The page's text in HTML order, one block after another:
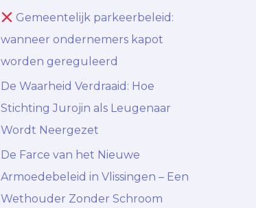
Gemeentelijk parkeerbeleid:
wanneer ondernemers kapot
worden gereguleerd
De Waarheid Verdraaid: Hoe
Stichting Jurojin als Leugenaar
Wordt Neergezet
De Farce van het Nieuwe
Armoedebeleid in Vlissingen – Een
Wethouder Zonder Schroom